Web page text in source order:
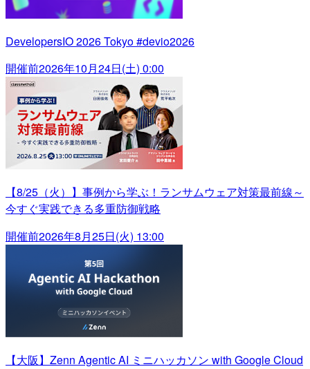
DevelopersIO 2026 Tokyo #devio2026
開催前2026年10月24日(土) 0:00
【8/25（火）】事例から学ぶ！ランサムウェア対策最前線～
今すぐ実践できる多重防御戦略
開催前2026年8月25日(火) 13:00
【大阪】Zenn Agentic AI ミニハッカソン with Google Cloud